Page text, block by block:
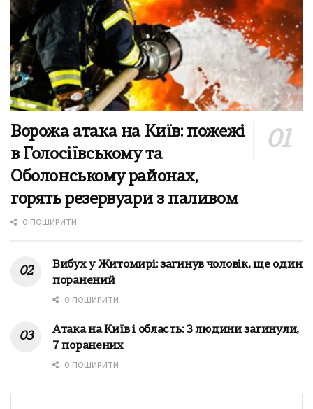
Ворожа атака на Київ: пожежі
в Голосіївському та
Оболонському районах,
горять резервуари з паливом
0 ПОШИРИТИ
Вибух у Житомирі: загинув чоловік, ще один
поранений
0 ПОШИРИТИ
Атака на Київ і область: 3 людини загинули,
7 поранених
0 ПОШИРИТИ